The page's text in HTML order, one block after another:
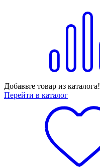
Добавьте товар из каталога!
Перейти в каталог